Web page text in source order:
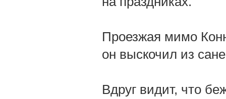
Проезжая мимо
он выскочил из
Вдруг видит, что